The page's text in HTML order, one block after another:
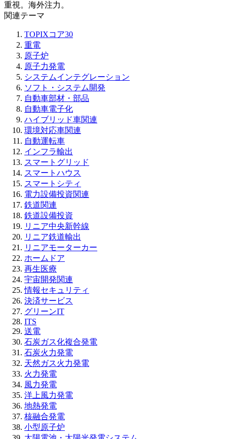
重視。海外注力。
関連テーマ
TOPIXコア30
重電
原子炉
原子力発電
システムインテグレーション
ソフト・システム開発
自動車部材・部品
自動車電子化
ハイブリッド車関連
環境対応車関連
自動運転車
インフラ輸出
スマートグリッド
スマートハウス
スマートシティ
電力設備投資関連
鉄道関連
鉄道設備投資
リニア中央新幹線
リニア鉄道輸出
リニアモーターカー
ホームドア
再生医療
宇宙開発関連
情報セキュリティ
決済サービス
グリーンIT
ITS
送電
石炭ガス化複合発電
石炭火力発電
天然ガス火力発電
火力発電
風力発電
洋上風力発電
地熱発電
核融合発電
小型原子炉